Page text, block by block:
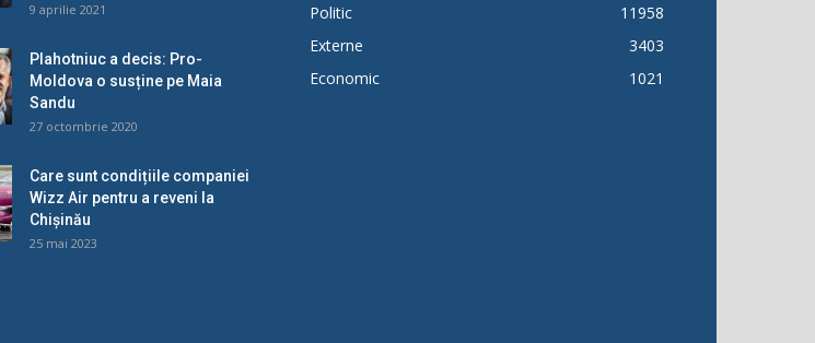
9 aprilie 2021
Plahotniuc a decis: Pro-
Moldova o susține pe Maia
Sandu
27 octombrie 2020
Care sunt condițiile companiei
Wizz Air pentru a reveni la
Chișinău
25 mai 2023
Politic
11958
Externe
3403
Economic
1021